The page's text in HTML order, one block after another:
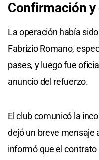
Confirmación
La operación había
Fabrizio Romano,
pases, y luego fue
anuncio del refuerzo.
El club comunicó la
dejó un breve mensaje
informó que el